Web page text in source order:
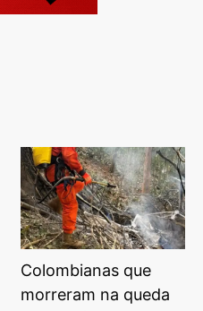
Colombianas que
morreram na queda